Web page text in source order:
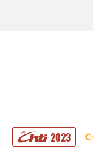
2023